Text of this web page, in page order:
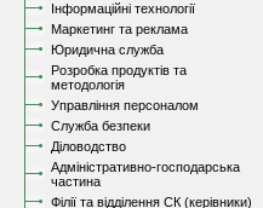
Інформаційні технології
Маркетинг та реклама
Юридична служба
Розробка продуктів та
методологія
Управління персоналом
Служба безпеки
Діловодство
Адміністративно-господарська
частина
Філії та відділення СК (керівники)